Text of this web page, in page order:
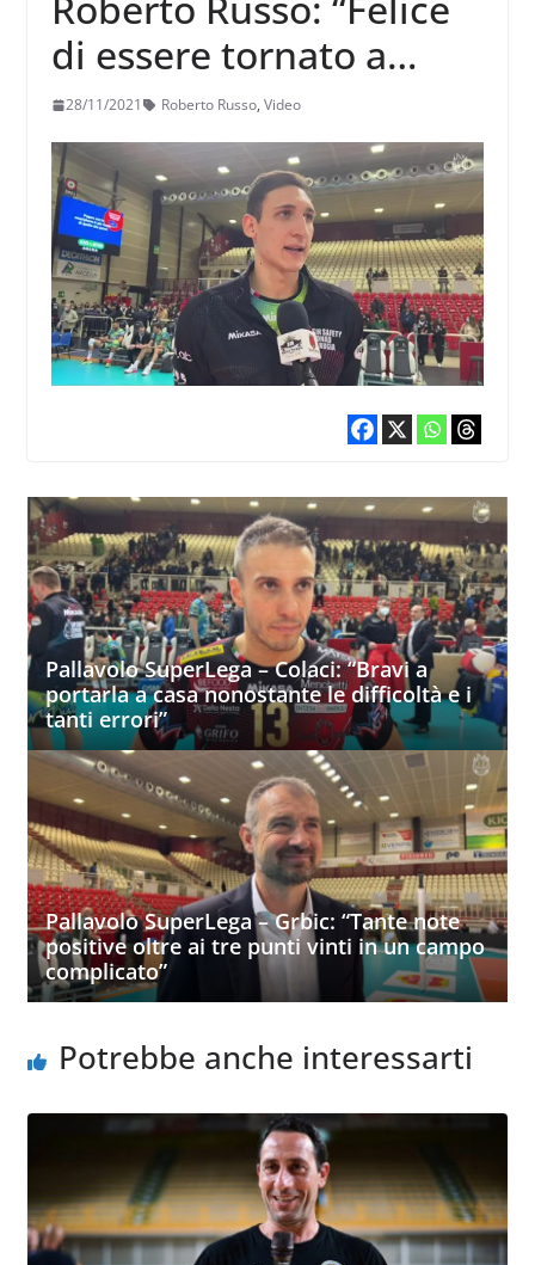
di essere tornato a
giocare, non sono al top
ma per esserlo occorre
stare in campo”
28/11/2021 Roberto Russo, Video
Pallavolo SuperLega – Colaci: “Bravi a
portarla a casa nonostante le difficoltà e i
tanti errori”
Pallavolo SuperLega – Grbic: “Tante note
positive oltre ai tre punti vinti in un campo
complicato”
Potrebbe anche interessarti